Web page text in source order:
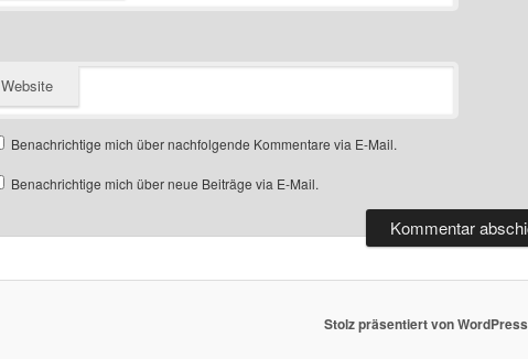
Website
Benachrichtige mich über nachfolgende Kommentare via E-Mail.
Benachrichtige mich über neue Beiträge via E-Mail.
Stolz präsentiert von WordPress